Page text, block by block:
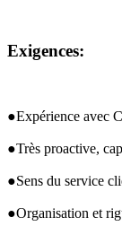
Exigences:
●Expérience avec
●Très proactive,
●Sens du service
●Organisation et